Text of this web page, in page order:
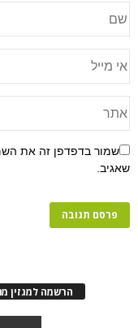
שמור בדפדפן זה את
שאגיב.
הרשמה למגזין